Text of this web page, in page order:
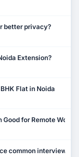
better privacy?
Extension?
Flat in Noida
for Remote Work?
common interview